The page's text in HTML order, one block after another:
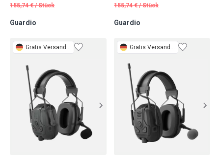
155,74 € /Stück
Guardio
155,74 € /Stück
Guardio
Gratis Versand 3 Tage Gratis Versand 3 Tage